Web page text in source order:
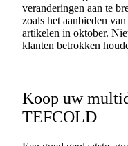
veranderingen aan te
zoals het aanbieden van
artikelen in oktober.
klanten betrokken
Koop uw
TEFCOLD